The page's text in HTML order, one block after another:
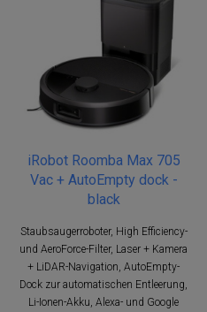
iRobot Roomba Max 705
Vac + AutoEmpty dock -
black
Staubsaugerroboter, High Efficiency-
und AeroForce-Filter, Laser + Kamera
+ LiDAR-Navigation, AutoEmpty-
Dock zur automatischen Entleerung,
Li-Ionen-Akku, Alexa- und Google